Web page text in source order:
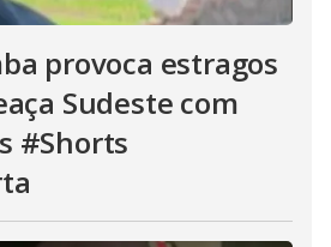
provoca estragos
Sudeste com
#Shorts